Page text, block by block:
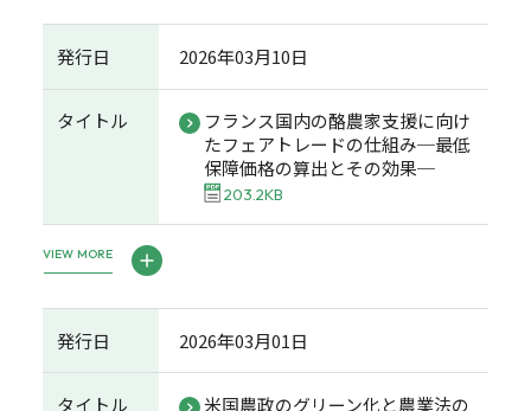
発行日 2026年03月10日
タイトル
フランス国内の酪農家支援に向け
たフェアトレードの仕組み─最低
保障価格の算出とその効果─
203.2KB
VIEW MORE
発行日 2026年03月01日
タイトル
米国農政のグリーン化と農業法の